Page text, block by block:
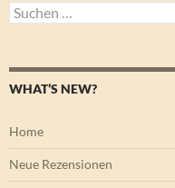
Suchen
nach:
WHAT’S NEW?
Home
Neue Rezensionen